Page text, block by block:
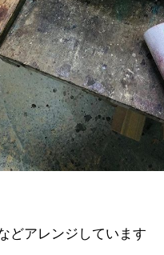
どアレンジしています